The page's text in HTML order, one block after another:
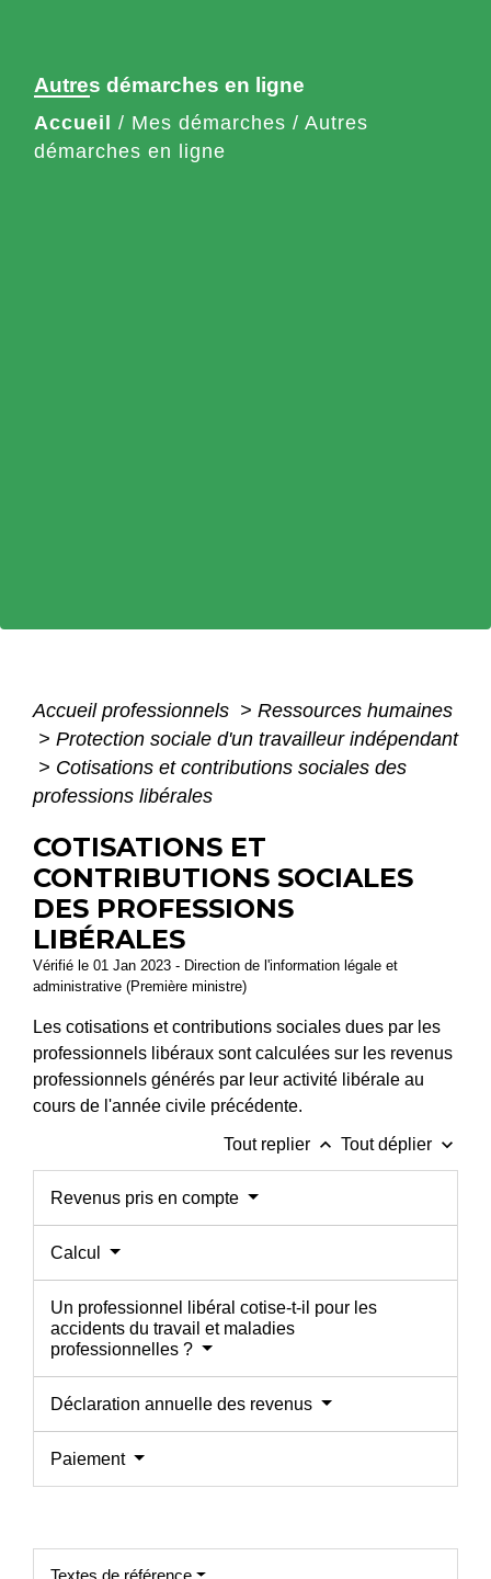
Autres démarches en ligne
Accueil / Mes démarches / Autres
démarches en ligne
Accueil professionnels > Ressources humaines
> Protection sociale d'un travailleur indépendant
> Cotisations et contributions sociales des
professions libérales
COTISATIONS ET
CONTRIBUTIONS SOCIALES
DES PROFESSIONS
LIBÉRALES
Vérifié le 01 Jan 2023 - Direction de l'information légale et
administrative (Première ministre)
Les cotisations et contributions sociales dues par les
professionnels libéraux sont calculées sur les revenus
professionnels générés par leur activité libérale au
cours de l'année civile précédente.
Tout replier keyboard_arrow_up Tout déplier keyboard_arrow_down
Revenus pris en compte
Calcul
Un professionnel libéral cotise-t-il pour les
accidents du travail et maladies
professionnelles ?
Déclaration annuelle des revenus
Paiement
Textes de référence